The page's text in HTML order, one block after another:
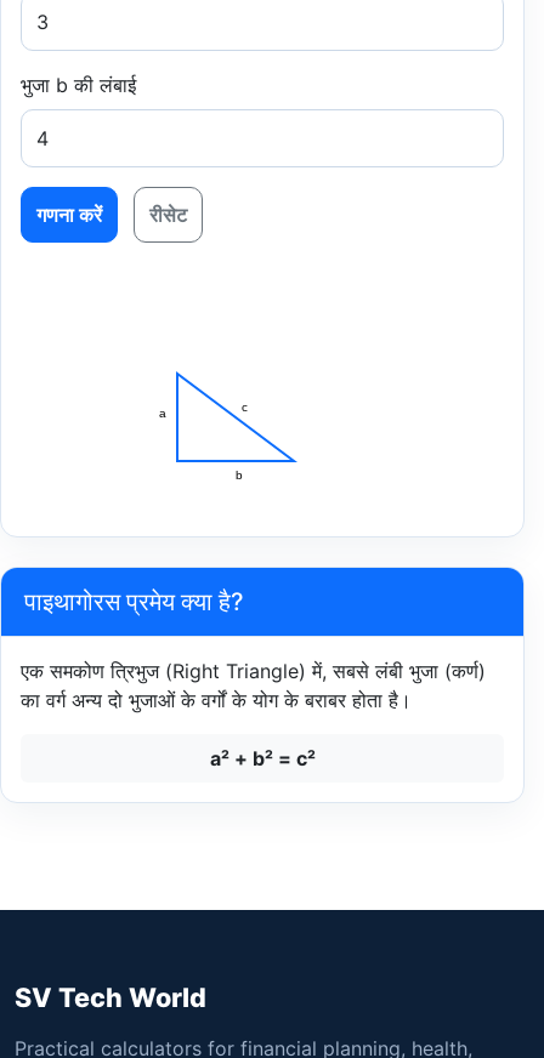
भुजा b की लंबाई
गणना करें रीसेट
पाइथागोरस प्रमेय क्या है?
एक समकोण त्रिभुज (Right Triangle) में, सबसे लंबी भुजा (कर्ण)
का वर्ग अन्य दो भुजाओं के वर्गों के योग के बराबर होता है।
a² + b² = c²
SV Tech World
Practical calculators for financial planning, health,